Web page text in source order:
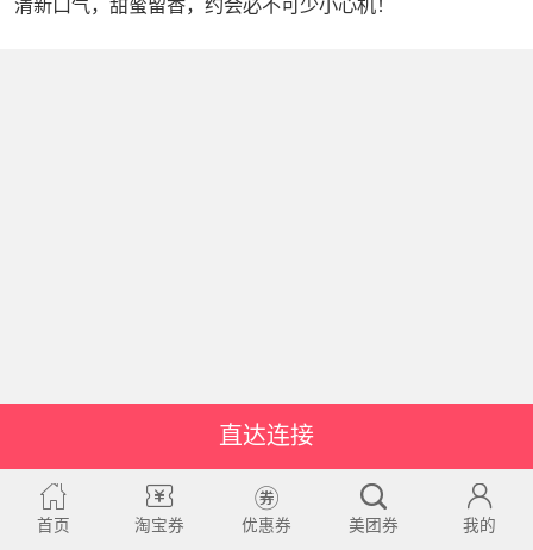
清新口气，甜蜜留香，约会必不可少小心机！
直达连接
首页 淘宝券 优惠券 美团券 我的